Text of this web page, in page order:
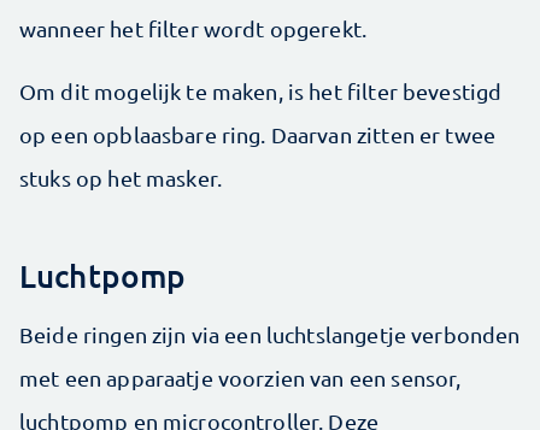
wanneer het filter wordt opgerekt.
Om dit mogelijk te maken, is het filter bevestigd
op een opblaasbare ring. Daarvan zitten er twee
stuks op het masker.
Luchtpomp
Beide ringen zijn via een luchtslangetje verbonden
met een apparaatje voorzien van een sensor,
luchtpomp en microcontroller. Deze